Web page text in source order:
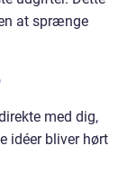
at sprænge
med dig,
idéer bliver hørt